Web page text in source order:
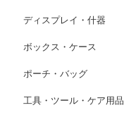
ディスプレイ・什器
ボックス・ケース
ポーチ・バッグ
工具・ツール・ケア用品